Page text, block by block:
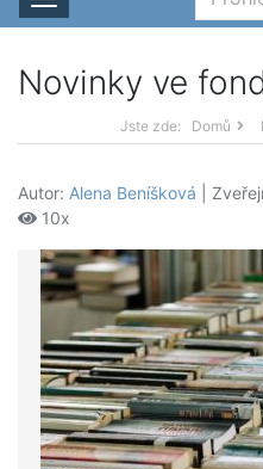
Novinky ve
Jste zde: Domů
Autor: Alena Beníšková |
10x